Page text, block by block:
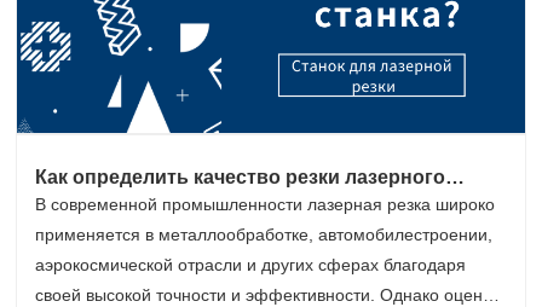
Как определить качество резки лазерного
станка?
В современной промышленности лазерная резка широко
применяется в металлообработке, автомобилестроении,
аэрокосмической отрасли и других сферах благодаря
своей высокой точности и эффективности. Однако оценка